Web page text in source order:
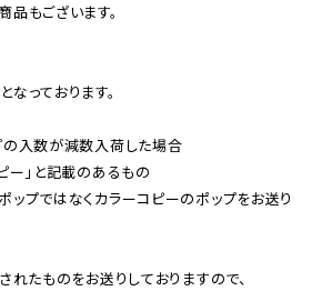
もございます。
っております。
の入数が減数入荷した場合
ー」と記載のあるもの
ップではなくカラーコピーのポップをお送り
れたものをお送りしておりますので、